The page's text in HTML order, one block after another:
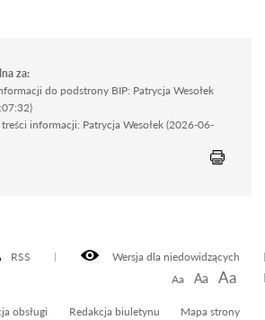
Wersja dla niedowidzących
RSS
Aa Aa Aa
obsługi Redakcja biuletynu Mapa strony
za:
do podstrony BIP: Patrycja Wesołek
informacji: Patrycja Wesołek (2026-06-